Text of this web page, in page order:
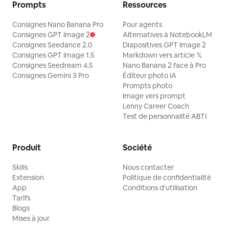
Prompts
Consignes Nano Banana Pro
Consignes GPT Image 2
Consignes Seedance 2.0
Consignes GPT Image 1.5
Consignes Seedream 4.5
Consignes Gemini 3 Pro
Ressources
Pour agents
Alternatives à NotebookLM
Diapositives GPT Image 2
Markdown vers article 𝕏
Nano Banana 2 face à Pro
Éditeur photo IA
Prompts photo
Image vers prompt
Lenny Career Coach
Test de personnalité ABTI
Produit
Skills
Extension
App
Tarifs
Blogs
Mises à jour
Société
Nous contacter
Politique de confidentialité
Conditions d'utilisation